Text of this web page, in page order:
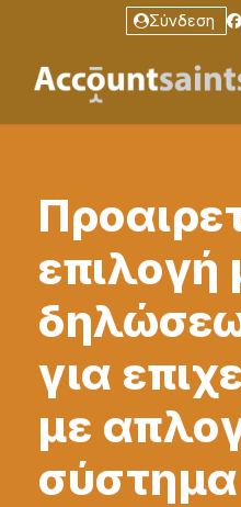
Σύνδεση
επιλογή
για
με
σύστημα